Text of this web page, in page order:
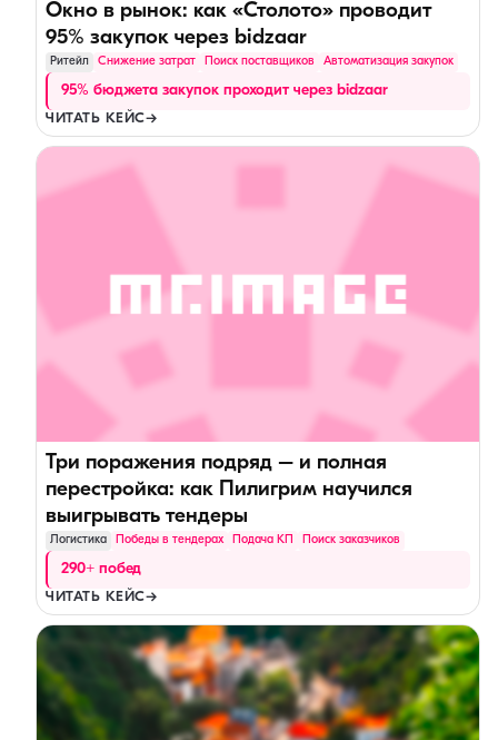
Окно в рынок: как «Столото» проводит
95% закупок через bidzaar
Ритейл Снижение затрат Поиск поставщиков Автоматизация закупок
95% бюджета закупок проходит через bidzaar
ЧИТАТЬ КЕЙС→
Три поражения подряд – и полная
перестройка: как Пилигрим научился
выигрывать тендеры
Логистика Победы в тендерах Подача КП Поиск заказчиков
290+ побед
ЧИТАТЬ КЕЙС→